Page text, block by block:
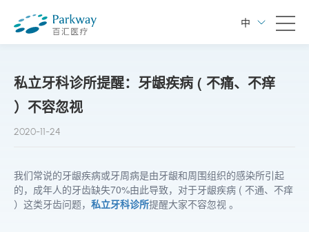
中
私立牙科诊所提醒：牙龈疾病 ( 不痛、不痒
）不容忽视
2020-11-24
我们常说的牙龈疾病或牙周病是由牙龈和周围组织的感染所引起
的，成年人的牙齿缺失70%由此导致，对于牙龈疾病 ( 不通、不痒
）这类牙齿问题， 私立牙科诊所提醒大家不容忽视 。